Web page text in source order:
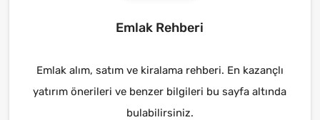
Emlak Rehberi
Emlak alım, satım ve kiralama rehberi. En kazançlı
yatırım önerileri ve benzer bilgileri bu sayfa altında
bulabilirsiniz.